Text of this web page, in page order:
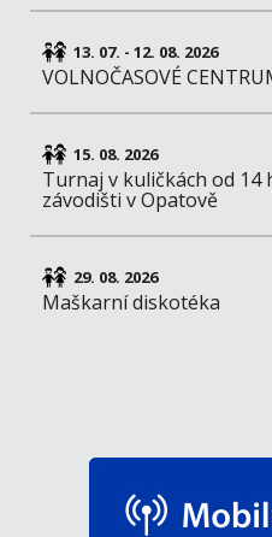
13. 07. - 12. 08. 2026
VOLNOČASOVÉ
15. 08. 2026
Turnaj v kuličkách od
závodišti v Opatově
29. 08. 2026
Maškarní diskotéka